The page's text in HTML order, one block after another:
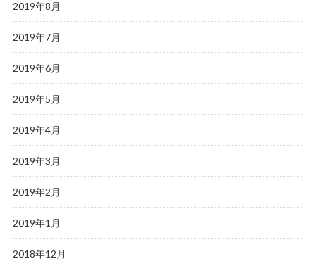
2019年8月
2019年7月
2019年6月
2019年5月
2019年4月
2019年3月
2019年2月
2019年1月
2018年12月